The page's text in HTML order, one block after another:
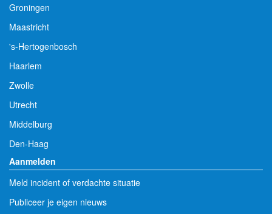
Groningen
Maastricht
's-Hertogenbosch
Haarlem
Zwolle
Utrecht
Middelburg
Den-Haag
Aanmelden
Meld incident of verdachte situatie
Publiceer je eigen nieuws